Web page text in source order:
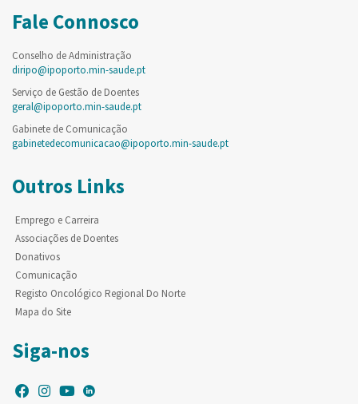
Fale Connosco
Conselho de Administração
diripo@ipoporto.min-saude.pt
Serviço de Gestão de Doentes
geral@ipoporto.min-saude.pt
Gabinete de Comunicação
gabinetedecomunicacao@ipoporto.min-saude.pt
Outros Links
Emprego e Carreira
Associações de Doentes
Donativos
Comunicação
Registo Oncológico Regional Do Norte
Mapa do Site
Siga-nos